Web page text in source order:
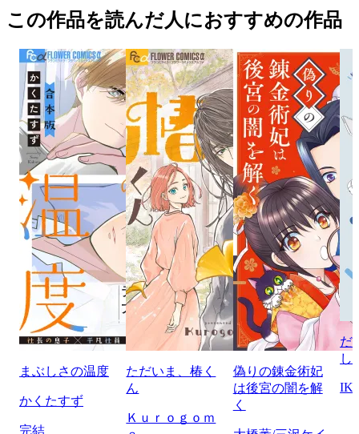
この作品を読んだ人におすすめの作品
まぶしさの温度
かくたすず
完結
ただいま、椿く
ん
Ｋｕｒｏｇｏｍ
偽りの錬金術妃
は後宮の闇を解
く
だ
し